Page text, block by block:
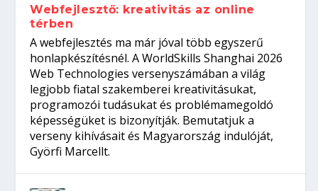
Webfejlesztő: kreativitás az online
térben
A webfejlesztés ma már jóval több egyszerű
honlapkészítésnél. A WorldSkills Shanghai 2026
Web Technologies versenyszámában a világ
legjobb fiatal szakemberei kreativitásukat,
programozói tudásukat és problémamegoldó
képességüket is bizonyítják. Bemutatjuk a
verseny kihívásait és Magyarország indulóját,
Györfi Marcellt.